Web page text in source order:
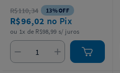
placas em vinil com 1 mm de
espessura para confecção das
moldeiras + 1 estojo para guardar
as moldeiras + instruções para o
profissional e o paciente.
R$110,34 13% OFF
R$96,02 no Pix
ou 1x de R$98,99 s/ juros